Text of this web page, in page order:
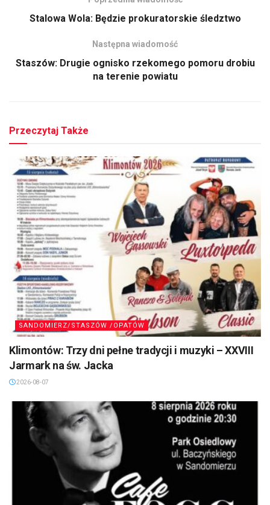
Stalowa Wola: Będzie prokuratorskie śledztwo
Następna wiadomość
Staszów: Drugie ognisko rzekomego pomoru drobiu
na terenie powiatu
Przeczytaj Także
SANDOMIERZ/STASZÓW /OPATÓW
Klimontów: Trzy dni pełne tradycji i muzyki – XXVIII
Jarmark na św. Jacka
2026-08-07